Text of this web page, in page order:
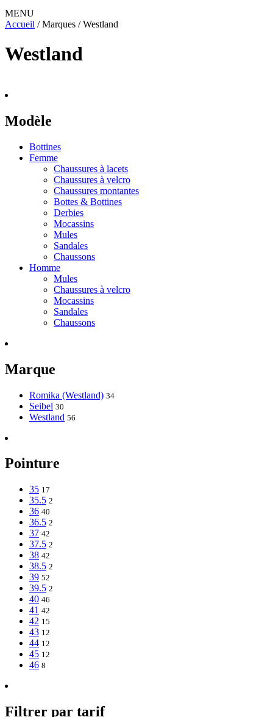
MENU
Accueil / Marques / Westland
Westland
Modèle
Bottines
Femme
Chaussures à lacets
Chaussures à velcro
Chaussures montantes
Bottes & Bottines
Derbies
Mocassins
Mules
Sandales
Chaussons
Homme
Mules
Chaussures à velcro
Mocassins
Sandales
Chaussons
Marque
Romika (Westland) 34
Seibel 30
Westland 56
Pointure
35 17
35.5 2
36 40
36.5 2
37 42
37.5 2
38 42
38.5 2
39 52
39.5 2
40 46
41 42
42 15
43 12
44 12
45 12
46 8
Filtrer par tarif